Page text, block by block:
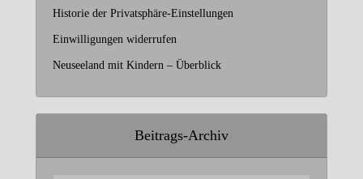
Historie der Privatsphäre-Einstellungen
Einwilligungen widerrufen
Neuseeland mit Kindern – Überblick
Beitrags-Archiv